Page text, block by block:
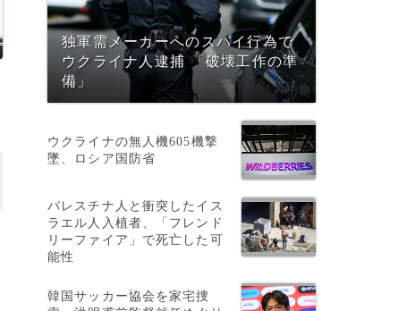
独軍需メーカーへのスパイ行為で
ウクライナ人逮捕 「破壊工作の準
備」
ウクライナの無人機605機撃
墜、ロシア国防省
パレスチナ人と衝突したイス
ラエル人入植者、「フレンド
リーファイア」で死亡した可
能性
韓国サッカー協会を家宅捜